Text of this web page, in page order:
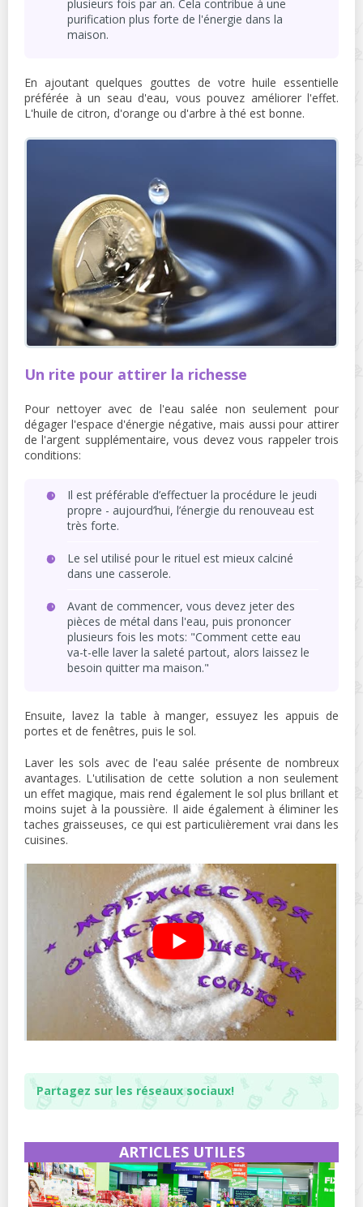
plusieurs fois par an. Cela contribue à une
purification plus forte de l'énergie dans la
maison.
En ajoutant quelques gouttes de votre huile essentielle
préférée à un seau d'eau, vous pouvez améliorer l'effet.
L'huile de citron, d'orange ou d'arbre à thé est bonne.
Un rite pour attirer la richesse
Pour nettoyer avec de l'eau salée non seulement pour
dégager l'espace d'énergie négative, mais aussi pour attirer
de l'argent supplémentaire, vous devez vous rappeler trois
conditions:
Il est préférable d’effectuer la procédure le jeudi
propre - aujourd’hui, l’énergie du renouveau est
très forte.
Le sel utilisé pour le rituel est mieux calciné
dans une casserole.
Avant de commencer, vous devez jeter des
pièces de métal dans l'eau, puis prononcer
plusieurs fois les mots: "Comment cette eau
va-t-elle laver la saleté partout, alors laissez le
besoin quitter ma maison."
Ensuite, lavez la table à manger, essuyez les appuis de
portes et de fenêtres, puis le sol.
Laver les sols avec de l'eau salée présente de nombreux
avantages. L'utilisation de cette solution a non seulement
un effet magique, mais rend également le sol plus brillant et
moins sujet à la poussière. Il aide également à éliminer les
taches graisseuses, ce qui est particulièrement vrai dans les
cuisines.
Partagez sur les réseaux sociaux!
ARTICLES UTILES